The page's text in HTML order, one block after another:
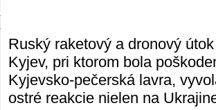
Ruský raketový a dronový
Kyjev, pri ktorom bola
Kyjevsko-pečerská lavra,
ostré reakcie nielen na